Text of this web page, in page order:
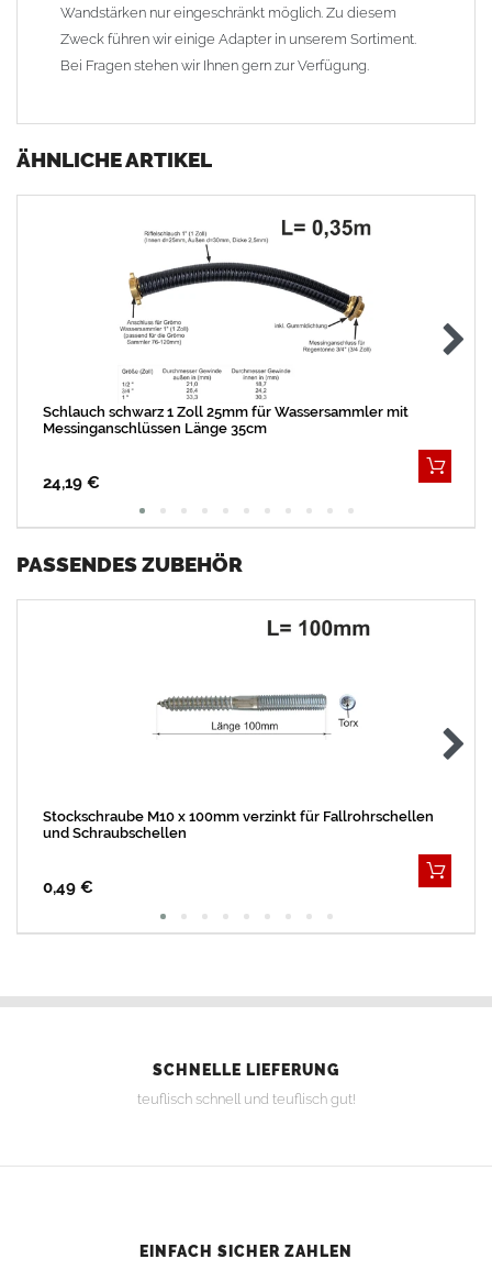
Wandstärken nur eingeschränkt möglich. Zu diesem
Zweck führen wir einige Adapter in unserem Sortiment.
Bei Fragen stehen wir Ihnen gern zur Verfügung.
ÄHNLICHE ARTIKEL
Schlauch schwarz 1 Zoll 25mm für Wassersammler mit
Messinganschlüssen Länge 35cm
24,19 €
PASSENDES ZUBEHÖR
Stockschraube M10 x 100mm verzinkt für Fallrohrschellen
und Schraubschellen
0,49 €
SCHNELLE LIEFERUNG
teuflisch schnell und teuflisch gut!
EINFACH SICHER ZAHLEN